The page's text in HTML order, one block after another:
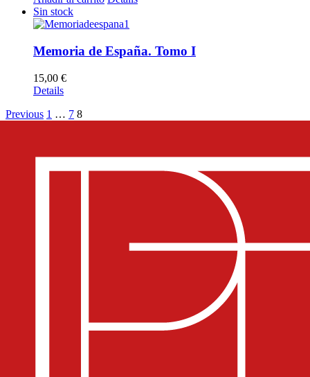
Sin stock
Memoria de España. Tomo I
15,00 €
Details
Previous 1 … 7 8